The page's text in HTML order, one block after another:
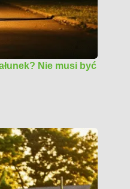
Nie musi być